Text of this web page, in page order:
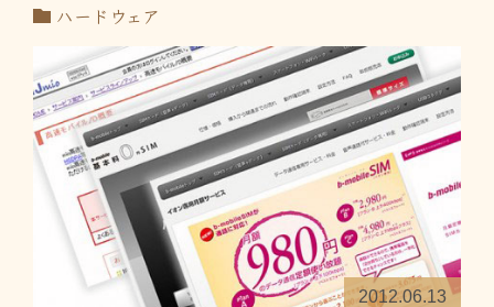
ハードウェア
2012.06.13